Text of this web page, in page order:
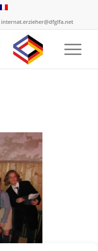
internat.erzieher@dfglfa.net